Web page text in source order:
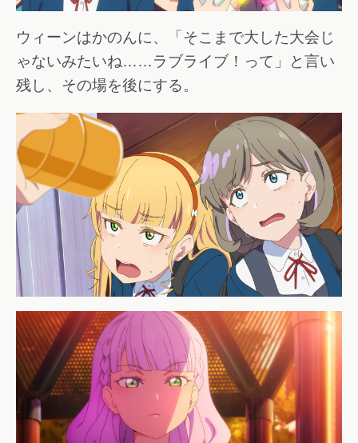
ウィーンはかのんに、「そこまで大した大会じ
ゃないみたいね……ラブライブ！って」と言い
残し、その場を後にする。